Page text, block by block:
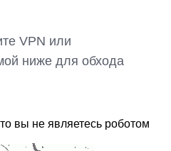
VPN или
ниже для обхода
вы не являетесь роботом